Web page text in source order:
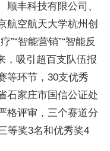
顺丰科技有限公司、
航空航天大学杭州创
”“智能营销”“智能反
，吸引超百支队伍报
等环节，30支优秀
石家庄市国信公证处
格评审，三个赛道分
等奖3名和优秀奖4